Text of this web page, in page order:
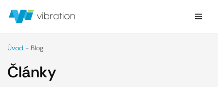
Úvod - Blog
Články